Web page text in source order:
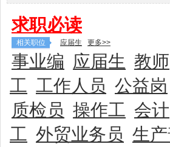
求职必读
相关职位 应届生 更多>>
事业编 应届生 教师
工 工作人员 公益岗
质检员 操作工 会计
工 外贸业务员 生